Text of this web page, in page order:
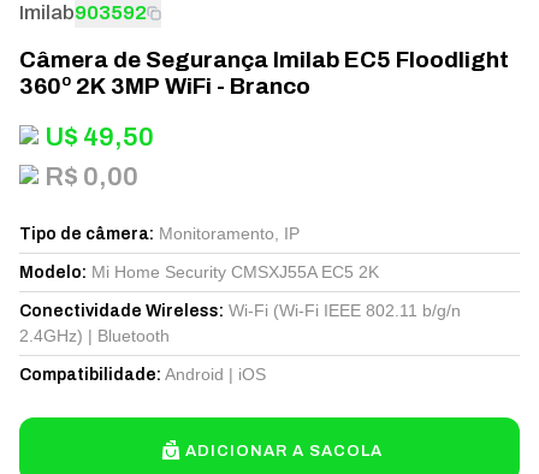
Imilab903592
Câmera de Segurança Imilab EC5 Floodlight
360º 2K 3MP WiFi - Branco
U$ 49,50
R$ 0,00
Tipo de câmera: Monitoramento, IP
Modelo: Mi Home Security CMSXJ55A EC5 2K
Conectividade Wireless: Wi-Fi (Wi-Fi IEEE 802.11 b/g/n
2.4GHz) | Bluetooth
Compatibilidade: Android | iOS
ADICIONAR A SACOLA